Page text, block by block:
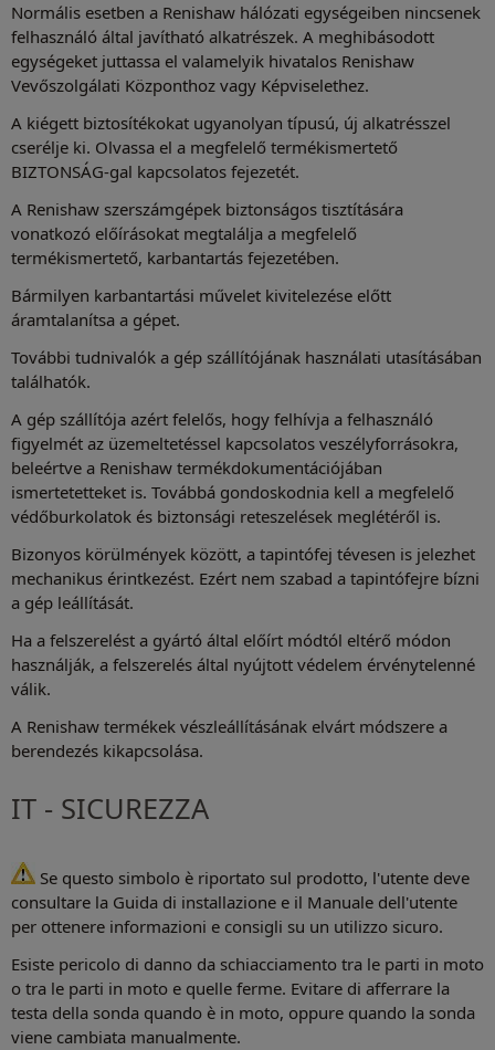
Normális esetben a Renishaw hálózati egységeiben nincsenek
felhasználó által javítható alkatrészek. A meghibásodott
egységeket juttassa el valamelyik hivatalos Renishaw
Vevőszolgálati Központhoz vagy Képviselethez.
A kiégett biztosítékokat ugyanolyan típusú, új alkatrésszel
cserélje ki. Olvassa el a megfelelő termékismertető
BIZTONSÁG-gal kapcsolatos fejezetét.
A Renishaw szerszámgépek biztonságos tisztítására
vonatkozó előírásokat megtalálja a megfelelő
termékismertető, karbantartás fejezetében.
Bármilyen karbantartási művelet kivitelezése előtt
áramtalanítsa a gépet.
További tudnivalók a gép szállítójának használati utasításában
találhatók.
A gép szállítója azért felelős, hogy felhívja a felhasználó
figyelmét az üzemeltetéssel kapcsolatos veszélyforrásokra,
beleértve a Renishaw termékdokumentációjában
ismertetetteket is. Továbbá gondoskodnia kell a megfelelő
védőburkolatok és biztonsági reteszelések meglétéről is.
Bizonyos körülmények között, a tapintófej tévesen is jelezhet
mechanikus érintkezést. Ezért nem szabad a tapintófejre bízni
a gép leállítását.
Ha a felszerelést a gyártó által előírt módtól eltérő módon
használják, a felszerelés által nyújtott védelem érvénytelenné
válik.
A Renishaw termékek vészleállításának elvárt módszere a
berendezés kikapcsolása.
IT - SICUREZZA
Se questo simbolo è riportato sul prodotto, l'utente deve
consultare la Guida di installazione e il Manuale dell'utente
per ottenere informazioni e consigli su un utilizzo sicuro.
Esiste pericolo di danno da schiacciamento tra le parti in moto
o tra le parti in moto e quelle ferme. Evitare di afferrare la
testa della sonda quando è in moto, oppure quando la sonda
viene cambiata manualmente.